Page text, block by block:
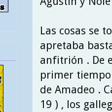
Las cosas se
apretaba
anfitrión . De
primer
de Amadeo .
19 ) , los